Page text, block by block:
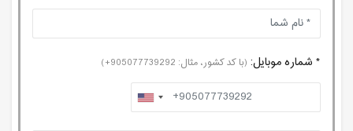
* شماره موبایل: (با کد کشور، مثال: 905077739292+)